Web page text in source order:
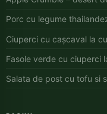
Porc cu legume
Ciuperci cu cașcaval la
Fasole verde cu ciuperci
Salata de post cu tofu si